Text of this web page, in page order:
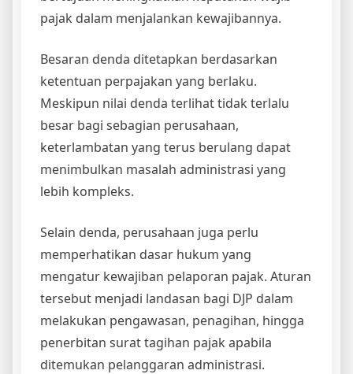
pajak dalam menjalankan kewajibannya.
Besaran denda ditetapkan berdasarkan
ketentuan perpajakan yang berlaku.
Meskipun nilai denda terlihat tidak terlalu
besar bagi sebagian perusahaan,
keterlambatan yang terus berulang dapat
menimbulkan masalah administrasi yang
lebih kompleks.
Selain denda, perusahaan juga perlu
memperhatikan dasar hukum yang
mengatur kewajiban pelaporan pajak. Aturan
tersebut menjadi landasan bagi DJP dalam
melakukan pengawasan, penagihan, hingga
penerbitan surat tagihan pajak apabila
ditemukan pelanggaran administrasi.